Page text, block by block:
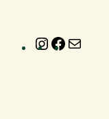
Instagram